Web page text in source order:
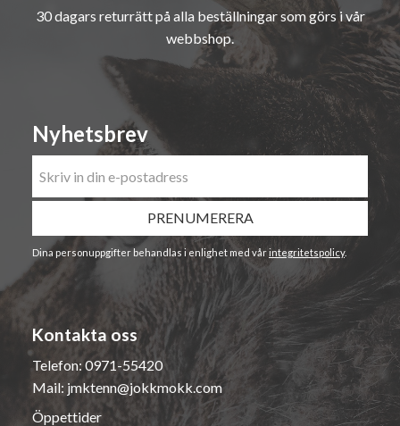
30 dagars returrätt på alla beställningar som görs i vår
webbshop.
Nyhetsbrev
PRENUMERERA
Dina personuppgifter behandlas i enlighet med vårintegritetspolicy.
Kontakta oss
Telefon: 0971-55420
Mail: jmktenn@jokkmokk.com
Öppettider